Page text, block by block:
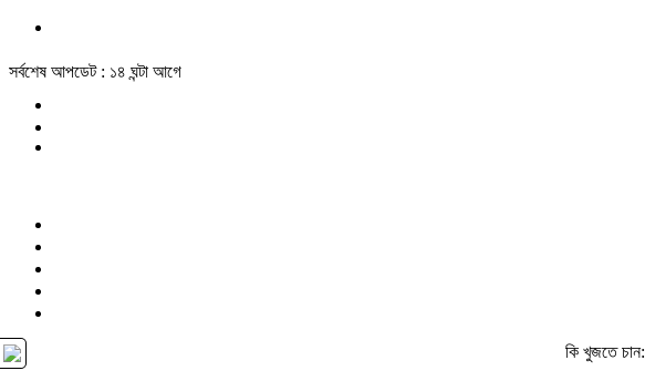
সর্বশেষ আপডেট : ১৪ ঘন্টা আগে
কি খুজতে চান: